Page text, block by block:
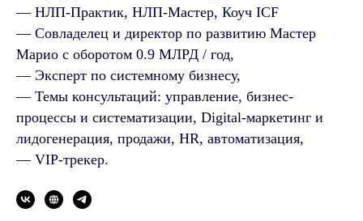
— НЛП-Практик, НЛП-Мастер, Коуч ICF
— Совладелец и директор по развитию Мастер
Марио с оборотом 0.9 МЛРД / год,
— Эксперт по системному бизнесу,
— Темы консультаций: управление, бизнес-
процессы и систематизации, Digital-маркетинг и
лидогенерация, продажи, HR, автоматизация,
— VIP-трекер.